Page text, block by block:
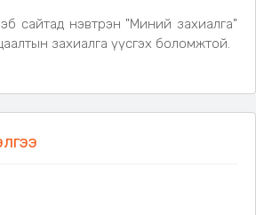
сайтад нэвтрэн "Миний захиалга"
захиалга үүсгэх боломжтой.